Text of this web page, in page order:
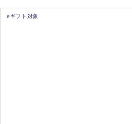
eギフト対象